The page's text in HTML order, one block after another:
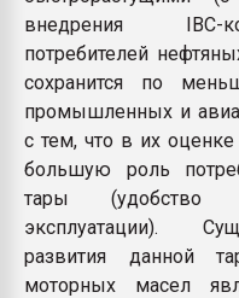
внедрения IBC-
потребителей
сохранится по
промышленных и
с тем, что в их
большую роль
тары (удобство
эксплуатации).
развития данной
моторных масел